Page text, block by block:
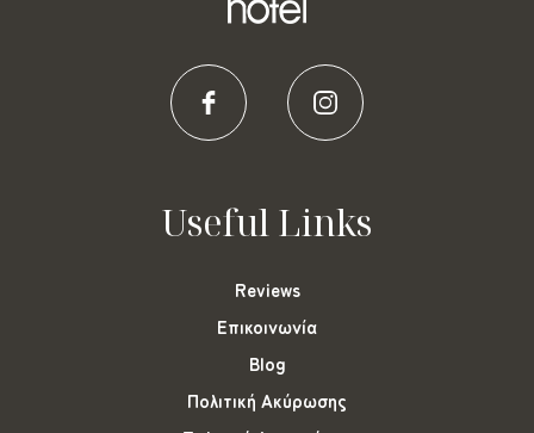
Useful Links
Reviews
Επικοινωνία
Blog
Πολιτική Ακύρωσης